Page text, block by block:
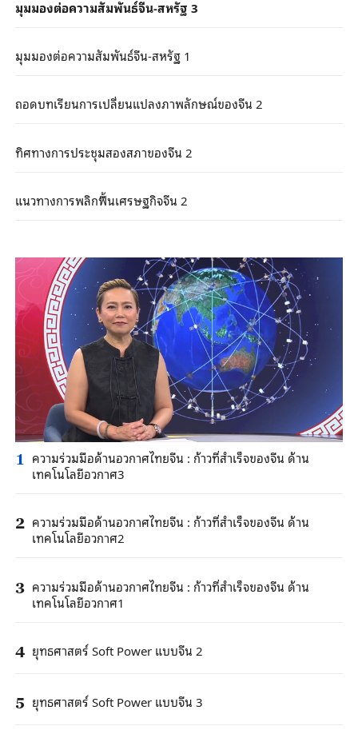
มุมมองต่อความสัมพันธ์จีน-สหรัฐ 3
มุมมองต่อความสัมพันธ์จีน-สหรัฐ 1
ถอดบทเรียนการเปลี่ยนแปลงภาพลักษณ์ของจีน 2
ทิศทางการประชุมสองสภาของจีน 2
แนวทางการพลิกฟื้นเศรษฐกิจจีน 2
1 ความร่วมมือด้านอวกาศไทยจีน : ก้าวที่สำเร็จของจีน ด้าน
เทคโนโลยีอวกาศ3
2 ความร่วมมือด้านอวกาศไทยจีน : ก้าวที่สำเร็จของจีน ด้าน
เทคโนโลยีอวกาศ2
3 ความร่วมมือด้านอวกาศไทยจีน : ก้าวที่สำเร็จของจีน ด้าน
เทคโนโลยีอวกาศ1
4 ยุทธศาสตร์ Soft Power แบบจีน 2
5 ยุทธศาสตร์ Soft Power แบบจีน 3